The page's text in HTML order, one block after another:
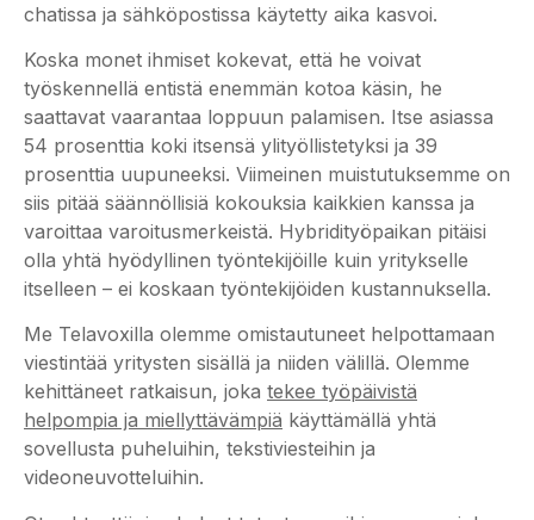
chatissa ja sähköpostissa käytetty aika kasvoi.
Koska monet ihmiset kokevat, että he voivat
työskennellä entistä enemmän kotoa käsin, he
saattavat vaarantaa loppuun palamisen. Itse asiassa
54 prosenttia koki itsensä ylityöllistetyksi ja 39
prosenttia uupuneeksi. Viimeinen muistutuksemme on
siis pitää säännöllisiä kokouksia kaikkien kanssa ja
varoittaa varoitusmerkeistä. Hybridityöpaikan pitäisi
olla yhtä hyödyllinen työntekijöille kuin yritykselle
itselleen – ei koskaan työntekijöiden kustannuksella.
Me Telavoxilla olemme omistautuneet helpottamaan
viestintää yritysten sisällä ja niiden välillä. Olemme
kehittäneet ratkaisun, joka tekee työpäivistä
helpompia ja miellyttävämpiä käyttämällä yhtä
sovellusta puheluihin, tekstiviesteihin ja
videoneuvotteluihin.